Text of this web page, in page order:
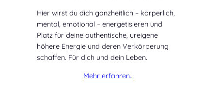
Hier wirst du dich ganzheitlich – körperlich,
mental, emotional – energetisieren und
Platz für deine authentische, ureigene
höhere Energie und deren Verkörperung
schaffen. Für dich und dein Leben.
Mehr erfahren…